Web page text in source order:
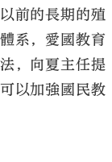
前的長期的殖
系，愛國教育
，向夏主任提
以加強國民教